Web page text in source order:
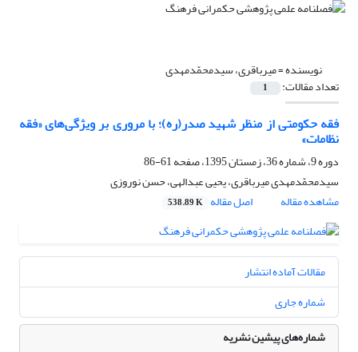
نویسنده =میرباقری، سیدمحمّدمهدی
تعداد مقالات: 1
فقه حکومتی از منظر شهید صدر(ره)؛ با مروری بر ویژگی‌های «فقه
نظامات»
دوره 9، شماره 36، زمستان 1395، صفحه
61-86
سیدمحمّدمهدی میرباقری، یحیی عبدالهی، حسن نوروزی
مشاهده مقاله
اصل مقاله 538.89 K
مقالات آماده انتشار
شماره جاری
شماره‌های پیشین نشریه